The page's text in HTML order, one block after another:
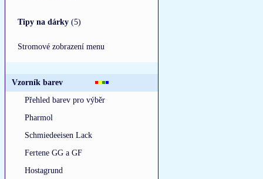
Tipy na dárky (5)
Stromové zobrazení menu
Vzorník barev
Přehled barev pro výběr
Pharmol
Schmiedeeisen Lack
Fertene GG a GF
Hostagrund